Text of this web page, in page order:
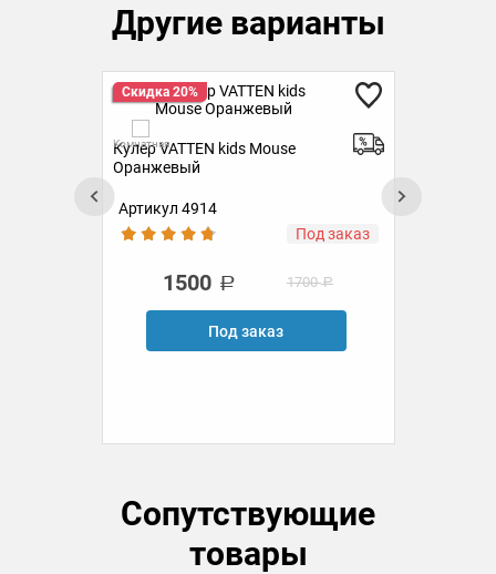
Другие варианты
Скидка 20%
Комнатная
Кулер VATTEN kids Mouse White
Артикул 4726
Под заказ
1500 1700
Под заказ
Сопутствующие
товары